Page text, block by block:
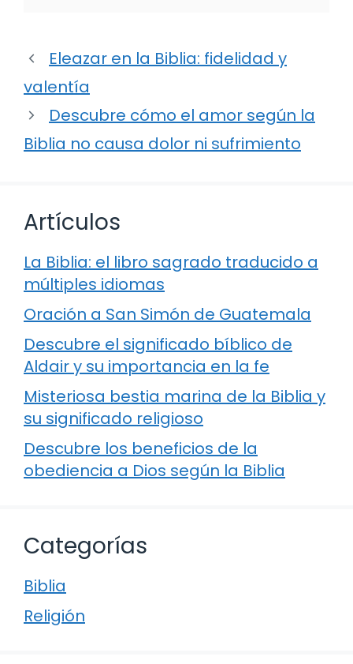
Eleazar en la Biblia: fidelidad y
valentía
Descubre cómo el amor según la
Biblia no causa dolor ni sufrimiento
Artículos
La Biblia: el libro sagrado traducido a
múltiples idiomas
Oración a San Simón de Guatemala
Descubre el significado bíblico de
Aldair y su importancia en la fe
Misteriosa bestia marina de la Biblia y
su significado religioso
Descubre los beneficios de la
obediencia a Dios según la Biblia
Categorías
Biblia
Religión